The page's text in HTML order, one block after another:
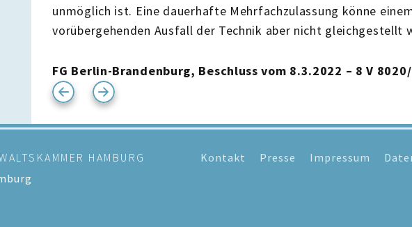
unmöglich ist. Eine dauerhafte Mehrfachzulassung könne
vorübergehenden Ausfall der Technik aber nicht gleichgestellt
FG Berlin-Brandenburg, Beschluss vom 8.3.2022 – 8 V
HAMBURG
Kontakt Presse Impressum